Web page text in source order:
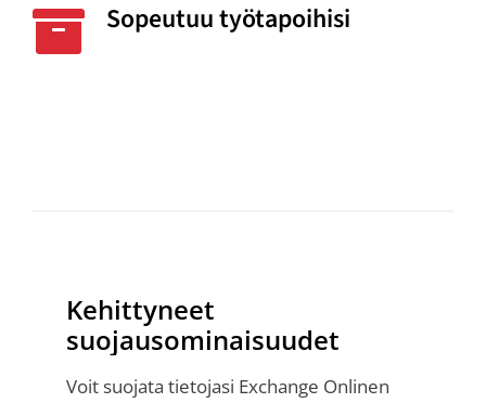
Sopeutuu työtapoihisi
Kehittyneet
suojausominaisuudet
Voit suojata tietojasi Exchange Onlinen